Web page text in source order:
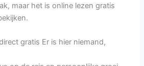
maar het is online lezen gratis
gratis Er is hier niemand,